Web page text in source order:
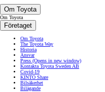
Om Toyota
Om Toyota
Företaget
Om Toyota
The Toyota Way
Historia
Ansvar
Press (Opens in new window)
Kontakta Toyota Sweden AB
Covid-19
KINTO Share
Bilsäkerhet
Bilägande